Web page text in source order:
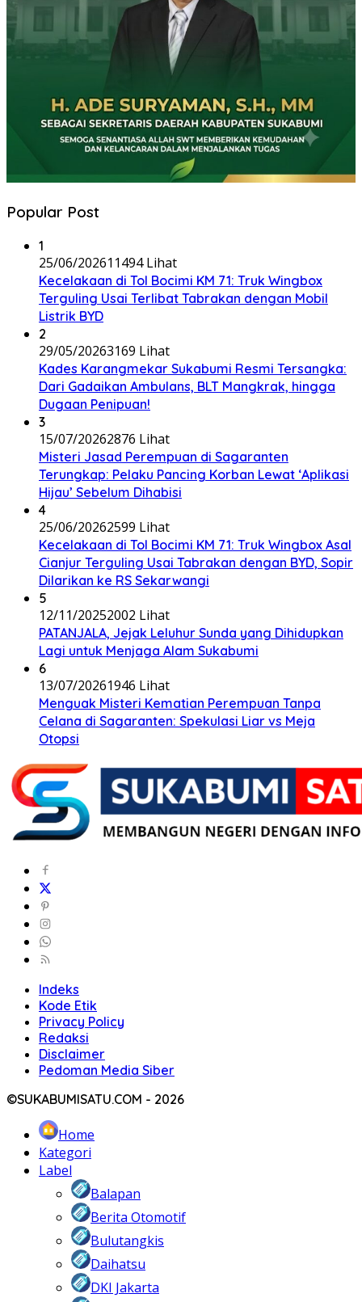
Popular Post
1
25/06/202611494 Lihat
Kecelakaan di Tol Bocimi KM 71: Truk Wingbox
Terguling Usai Terlibat Tabrakan dengan Mobil
Listrik BYD
2
29/05/20263169 Lihat
Kades Karangmekar Sukabumi Resmi Tersangka:
Dari Gadaikan Ambulans, BLT Mangkrak, hingga
Dugaan Penipuan!
3
15/07/20262876 Lihat
Misteri Jasad Perempuan di Sagaranten
Terungkap: Pelaku Pancing Korban Lewat ‘Aplikasi
Hijau’ Sebelum Dihabisi
4
25/06/20262599 Lihat
Kecelakaan di Tol Bocimi KM 71: Truk Wingbox Asal
Cianjur Terguling Usai Tabrakan dengan BYD, Sopir
Dilarikan ke RS Sekarwangi
5
12/11/20252002 Lihat
PATANJALA, Jejak Leluhur Sunda yang Dihidupkan
Lagi untuk Menjaga Alam Sukabumi
6
13/07/20261946 Lihat
Menguak Misteri Kematian Perempuan Tanpa
Celana di Sagaranten: Spekulasi Liar vs Meja
Otopsi
Indeks
Kode Etik
Privacy Policy
Redaksi
Disclaimer
Pedoman Media Siber
©SUKABUMISATU.COM - 2026
Home
Kategori
Label
Balapan
Berita Otomotif
Bulutangkis
Daihatsu
DKI Jakarta